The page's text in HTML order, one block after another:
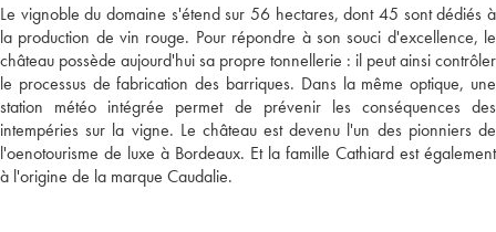
Le vignoble du domaine s'étend sur 56 hectares, dont 45 sont dédiés à
la production de vin rouge. Pour répondre à son souci d'excellence, le
château possède aujourd'hui sa propre tonnellerie : il peut ainsi contrôler
le processus de fabrication des barriques. Dans la même optique, une
station météo intégrée permet de prévenir les conséquences des
intempéries sur la vigne. Le château est devenu l'un des pionniers de
l'oenotourisme de luxe à Bordeaux. Et la famille Cathiard est également
à l'origine de la marque Caudalie.